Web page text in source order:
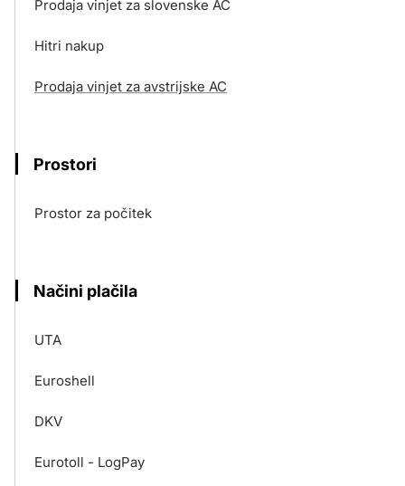
Prodaja vinjet za slovenske AC
Hitri nakup
Prodaja vinjet za avstrijske AC
Prostori
Prostor za počitek
Načini plačila
UTA
Euroshell
DKV
Eurotoll - LogPay